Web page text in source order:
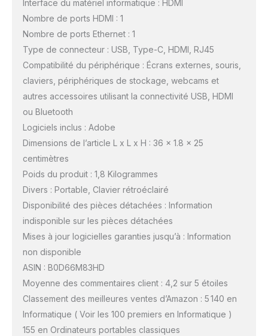
Interface du matériel informatique : HDMI
Nombre de ports HDMI : 1
Nombre de ports Ethernet : 1
Type de connecteur : USB, Type-C, HDMI, RJ45
Compatibilité du périphérique : Écrans externes, souris,
claviers, périphériques de stockage, webcams et
autres accessoires utilisant la connectivité USB, HDMI
ou Bluetooth
Logiciels inclus : Adobe
Dimensions de l’article L x L x H : 36 x 1.8 x 25
centimètres
Poids du produit : 1,8 Kilogrammes
Divers : Portable, Clavier rétroéclairé
Disponibilité des pièces détachées : Information
indisponible sur les pièces détachées
Mises à jour logicielles garanties jusqu’à : Information
non disponible
ASIN : B0D66M83HD
Moyenne des commentaires client : 4,2 sur 5 étoiles
Classement des meilleures ventes d’Amazon : 5 140 en
Informatique ( Voir les 100 premiers en Informatique )
155 en Ordinateurs portables classiques